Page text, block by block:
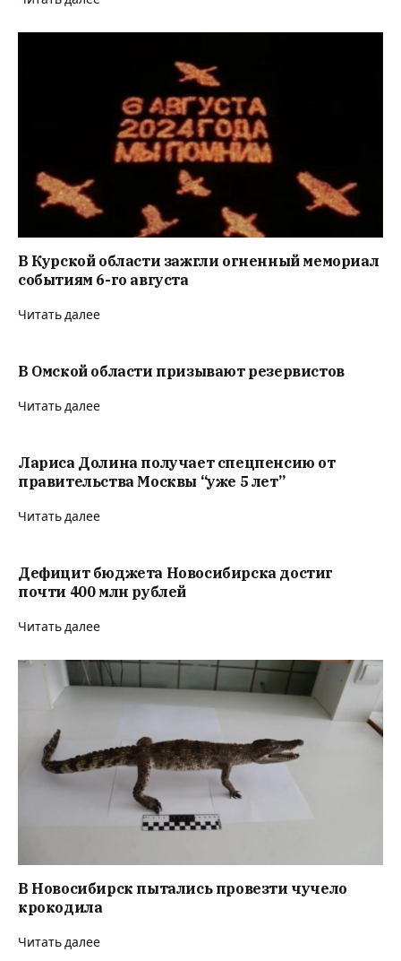
В Курской области зажгли огненный мемориал
событиям 6-го августа
Читать далее
В Омской области призывают резервистов
Читать далее
Лариса Долина получает спецпенсию от
правительства Москвы “уже 5 лет”
Читать далее
Дефицит бюджета Новосибирска достиг
почти 400 млн рублей
Читать далее
В Новосибирск пытались провезти чучело
крокодила
Читать далее